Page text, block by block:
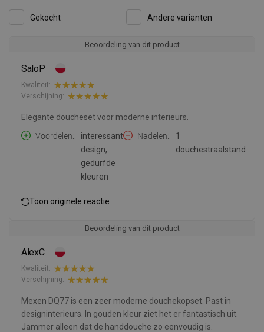
Gekocht Andere varianten
Beoordeling van dit product
SaloP
Kwaliteit:
Verschijning:
Elegante doucheset voor moderne interieurs.
Voordelen:
interessant
design,
gedurfde
kleuren
Nadelen:
1
douchestraalstand
Toon originele reactie
Beoordeling van dit product
AlexC
Kwaliteit:
Verschijning:
Mexen DQ77 is een zeer moderne douchekopset. Past in
designinterieurs. In gouden kleur ziet het er fantastisch uit.
Jammer alleen dat de handdouche zo eenvoudig is.